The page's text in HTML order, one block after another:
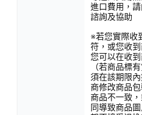
翻譯內容僅供參考，相關說明應
進口費用，
諮詢及協助
※若您實際收
符，或您收
您可以在收
（若商品標
須在該期限
商修改商品
商品不一致
同導致商品